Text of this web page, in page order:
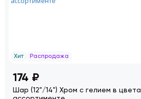
Хит Распродажа
174 ₽
Шар (12"/14") Хром с гелием в цвета